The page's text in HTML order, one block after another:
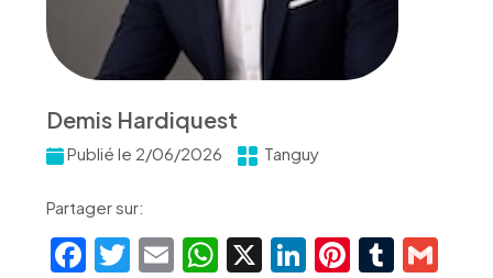
Demis Hardiquest
Publié le 2/06/2026 Tanguy
Partager sur:
Facebook
Twitter
EmailWhatsApp
X LinkedIn